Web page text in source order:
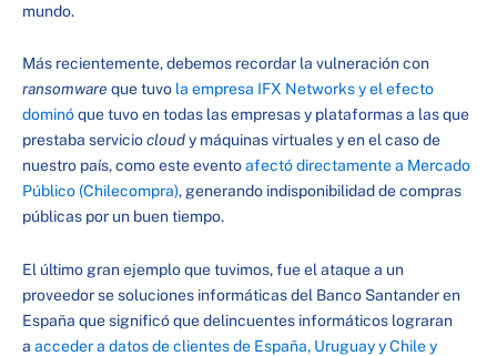
mundo.
Más recientemente, debemos recordar la vulneración con
ransomware que tuvo la empresa IFX Networks y el efecto
dominóque tuvo en todas las empresas y plataformas a las que
prestaba serviciocloudy máquinas virtuales y en el caso de
nuestro país, como este eventoafectó directamente a Mercado
Público (Chilecompra), generando indisponibilidad de compras
públicas por un buen tiempo.
El último gran ejemplo que tuvimos, fue el ataque a un
proveedor se soluciones informáticas del Banco Santander en
España que significó que delincuentes informáticos lograran
a acceder a datos de clientes de España, Uruguay y Chile y